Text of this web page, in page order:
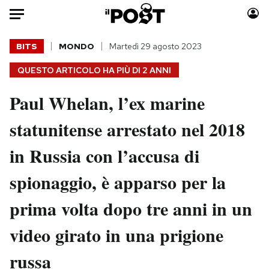
Auto
HOME
Italia
Politica
Tecnologia
Scienza
Sport
Moda
Consumismi
Storie/Idee
Media
Mondiali calcio 2026
QUESTO ARTICOLO HA PIÙ DI 2 ANNI
BITS MONDO Martedì 29 agosto 2023
Paul Whelan, l’ex marine
statunitense arrestato nel 2018
in Russia con l’accusa di
spionaggio, è apparso per la
prima volta dopo tre anni in un
video girato in una prigione
russa